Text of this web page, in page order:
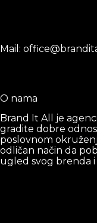
Mail:
O nama
Brand It All je
gradite dobre
poslovnom
odličan način da
ugled svog brenda